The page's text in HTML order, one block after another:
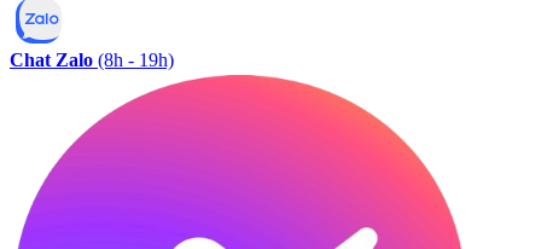
Chat Zalo (8h - 19h)